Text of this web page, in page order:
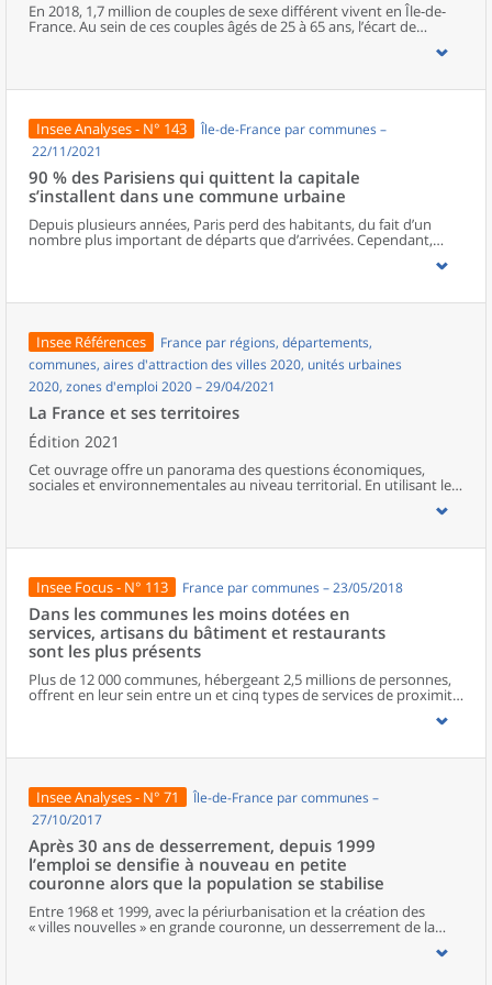
cumulent différentes difficultés. En outre, la crise sanitaire a
détérioré la situation financière et la qualité de vie d’une partie
En 2018, 1,7 million de couples de sexe différent vivent en Île-de-
France. Au sein de ces couples âgés de 25 à 65 ans, l’écart de
revenus d’activité atteint 32 % en défaveur des femmes. Ces écarts
de revenus sont plus prononcés parmi les couples mariés ou avec
importantes pour les couples plus jeunes. Enfin, les couples dont
d’importants écarts en défaveur des femmes ; ces couples vivent
surtout dans le centre de Paris et à l’ouest de la capitale.
Insee Analyses - N° 143
Île-de-France par communes –
22/11/2021
90 % des Parisiens qui quittent la capitale
s’installent dans une commune urbaine
Depuis plusieurs années, Paris perd des habitants, du fait d’un
nombre plus important de départs que d’arrivées. Cependant,
beaucoup de Parisiens qui quittent la capitale, notamment les
plus, souvent des retraités, s’installent, pour près d’un tiers d’entre
résidentielle, urbain ou rural, le déménagement s’accompagne le
plus souvent d’un agrandissement du logement. Plus de la moitié
des actifs quittant Paris ne changent pas de lieu de travail. La
pratique du télétravail, accentuée par la crise sanitaire, pourrait
entraîner une hausse des mobilités résidentielles.
Insee Références
France par régions, départements,
communes, aires d'attraction des villes 2020, unités urbaines
2020, zones d'emploi 2020 – 29/04/2021
La France et ses territoires
Édition 2021
Cet ouvrage offre un panorama des questions économiques,
sociales et environnementales au niveau territorial. En utilisant les
disparités géographiques en France, sur les forces et faiblesses des
population.
Insee Focus - N° 113 France par communes – 23/05/2018
Dans les communes les moins dotées en
services, artisans du bâtiment et restaurants
sont les plus présents
Plus de 12 000 communes, hébergeant 2,5 millions de personnes,
offrent en leur sein entre un et cinq types de services de proximité.
Dans ces communes, les artisans et les restaurants sont les plus
boulangeries ou les supérettes, n’apparaissent de façon
services de proximité. Quant aux services médicaux, ils sont situés
dans des communes bénéficiant d’un nombre d’équipements
encore plus large. Aux communes qui possèdent au moins un
possèdent aucun. Elles abritent 162 000 habitants.
Insee Analyses - N° 71
Île-de-France par communes –
27/10/2017
Après 30 ans de desserrement, depuis 1999
l’emploi se densifie à nouveau en petite
couronne alors que la population se stabilise
Entre 1968 et 1999, avec la périurbanisation et la création des
« villes nouvelles » en grande couronne, un desserrement de la
population et de l’emploi était à l’œuvre, réduisant la